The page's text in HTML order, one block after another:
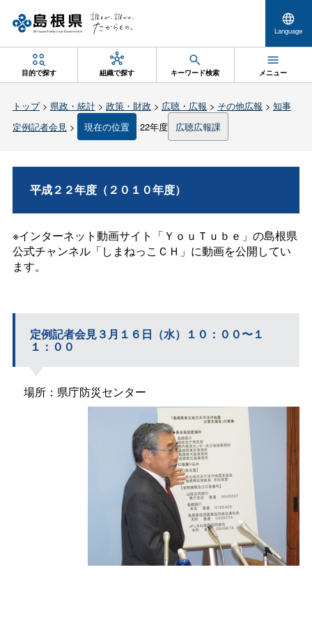
Language
目的で探す 組織で探す キーワード検索 メニュー
トップ> 県政・統計> 政策・財政 > 広聴・広報 > その他広報 > 知事
定例記者会見> 現在の位置 22年度 広聴広報課
平成２２年度（２０１０年度）
※インターネット動画サイト「ＹｏｕＴｕｂｅ」の島根県
公式チャンネル「しまねっこＣＨ」に動画を公開してい
ます。
定例記者会見３月１６日（水）１０：００〜１
１：００
場所：県庁防災センター